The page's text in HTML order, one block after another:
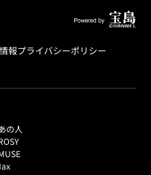
報プライバシーポリシー
の人